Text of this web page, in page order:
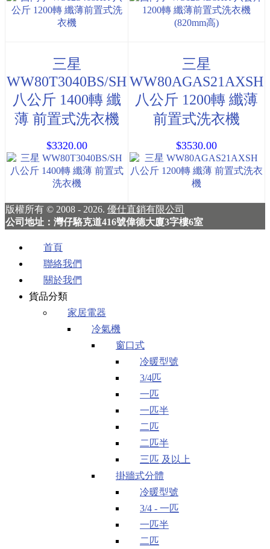
三星
WW80T3040BS/SH
八公斤 1400轉 纖
薄 前置式洗衣機
$3320.00
三星
WW80AGAS21AXSH
八公斤 1200轉 纖薄
前置式洗衣機
$3530.00
版權所有 © 2008 - 2026. 優仕直銷有限公司
公司地址：灣仔駱克道416號偉德大廈3字樓6室
首頁
聯絡我們
關於我們
貨品分類
家居電器
冷氣機
窗口式
冷暖型號
3/4匹
一匹
一匹半
二匹
二匹半
三匹 及以上
掛牆式分體
冷暖型號
3/4 - 一匹
一匹半
二匹